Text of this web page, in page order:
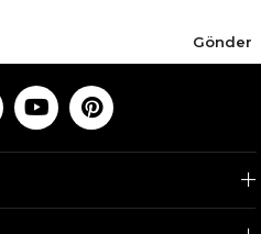
Gönder